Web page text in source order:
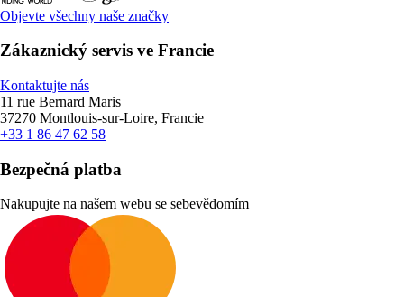
Objevte všechny naše značky
Zákaznický servis ve Francie
Kontaktujte nás
11 rue Bernard Maris
37270 Montlouis-sur-Loire, Francie
+33 1 86 47 62 58
Bezpečná platba
Nakupujte na našem webu se sebevědomím